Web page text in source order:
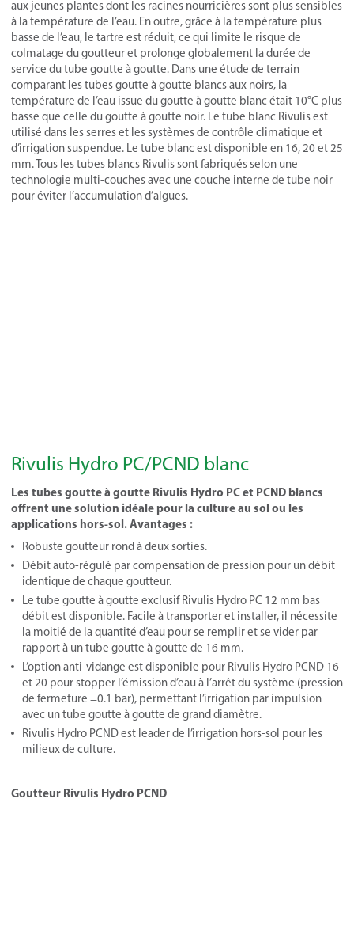
aux jeunes plantes dont les racines nourricières sont plus sensibles
à la température de l’eau. En outre, grâce à la température plus
basse de l’eau, le tartre est réduit, ce qui limite le risque de
colmatage du goutteur et prolonge globalement la durée de
service du tube goutte à goutte. Dans une étude de terrain
comparant les tubes goutte à goutte blancs aux noirs, la
température de l’eau issue du goutte à goutte blanc était 10°C plus
basse que celle du goutte à goutte noir. Le tube blanc Rivulis est
utilisé dans les serres et les systèmes de contrôle climatique et
d’irrigation suspendue. Le tube blanc est disponible en 16, 20 et 25
mm. Tous les tubes blancs Rivulis sont fabriqués selon une
technologie multi-couches avec une couche interne de tube noir
pour éviter l’accumulation d’algues.
Rivulis Hydro PC/PCND blanc
Les tubes goutte à goutte Rivulis Hydro PC et PCND blancs
offrent une solution idéale pour la culture au sol ou les
applications hors-sol. Avantages :
Robuste goutteur rond à deux sorties.
Débit auto-régulé par compensation de pression pour un débit
identique de chaque goutteur.
Le tube goutte à goutte exclusif Rivulis Hydro PC 12 mm bas
débit est disponible. Facile à transporter et installer, il nécessite
la moitié de la quantité d’eau pour se remplir et se vider par
rapport à un tube goutte à goutte de 16 mm.
L’option anti-vidange est disponible pour Rivulis Hydro PCND 16
et 20 pour stopper l’émission d’eau à l’arrêt du système (pression
de fermeture =0.1 bar), permettant l’irrigation par impulsion
avec un tube goutte à goutte de grand diamètre.
Rivulis Hydro PCND est leader de l’irrigation hors-sol pour les
milieux de culture.
Goutteur Rivulis Hydro PCND